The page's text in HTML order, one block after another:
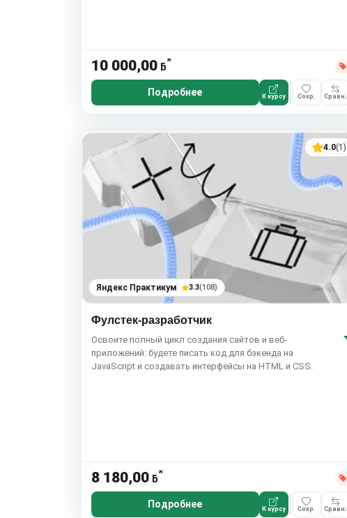
10 000,00 ƃ*
Подробнее К курсу Сохр. Сравн.
4.0(1)
Яндекс Практикум 3.3(108)
Фулстек-разработчик
Освоите полный цикл создания сайтов и веб-
приложений: будете писать код для бэкенда на
JavaScript и создавать интерфейсы на HTML и CSS.
8 180,00 ƃ*
Подробнее К курсу Сохр. Сравн.